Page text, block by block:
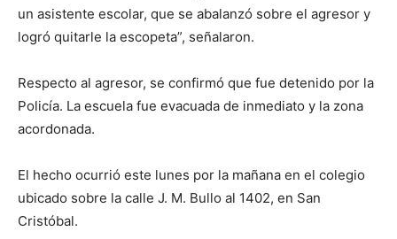
un asistente escolar, que se abalanzó sobre el agresor y
logró quitarle la escopeta”, señalaron.
Respecto al agresor, se confirmó que fue detenido por la
Policía. La escuela fue evacuada de inmediato y la zona
acordonada.
El hecho ocurrió este lunes por la mañana en el colegio
ubicado sobre la calle J. M. Bullo al 1402, en San
Cristóbal.